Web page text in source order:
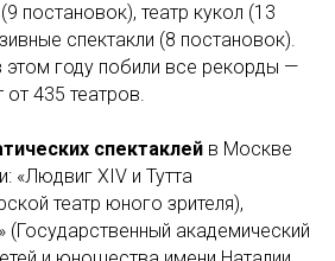
постановок), театр кукол (13
спектакли (8 постановок).
этом году побили все рекорды —
435 театров.
спектаклей в Москве
«Людвиг XIV и Тутта
театр юного зрителя),
(Государственный академический